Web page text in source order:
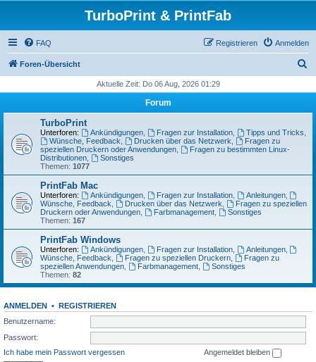
TurboPrint & PrintFab
FAQ Anmelden
Registrieren
Foren-Übersicht
h
Aktuelle Zeit: Do 06 Aug, 2026 01:29
Forum
TurboPrint
Unterforen: Ankündigungen, Fragen zur Installation, Tipps und Tricks
Wünsche, Feedback
Drucken über das Netzwerk
Fragen zu
speziellen Druckern oder Anwendungen
Fragen zu bestimmten Linux-
Distributionen
Sonstiges
Themen: 1077
PrintFab Mac
Unterforen: Ankündigungen, Fragen zur Installation, Anleitungen,
Wünsche, Feedback
Drucken über das Netzwerk
Fragen zu speziellen
Druckern oder Anwendungen
Farbmanagement,
Sonstiges
Themen: 167
PrintFab Windows
Unterforen: Ankündigungen, Fragen zur Installation, Anleitungen,
Wünsche, Feedback
Fragen zu speziellen Druckern,
Fragen zu
speziellen Anwendungen
Farbmanagement,
Sonstiges
Themen: 82
ANMELDEN • REGISTRIEREN
Benutzername:
Passwort:
Ich habe mein Passwort vergessen
Angemeldet bleiben